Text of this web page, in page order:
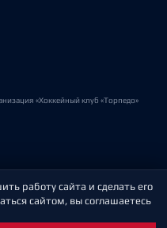
«Хоккейный клуб «Торпедо»
работу сайта и сделать его
сайтом, вы соглашаетесь